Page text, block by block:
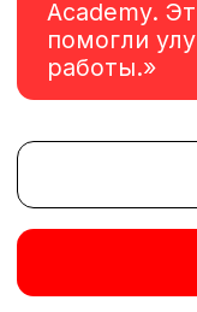
Мастера
к